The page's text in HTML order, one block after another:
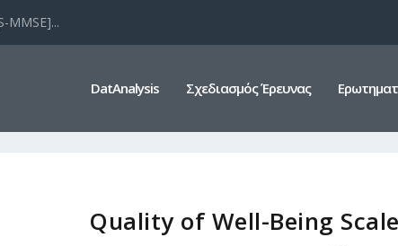
MMSE]...
DatAnalysis Σχεδιασμός Έρευνας
Quality of Well-Being